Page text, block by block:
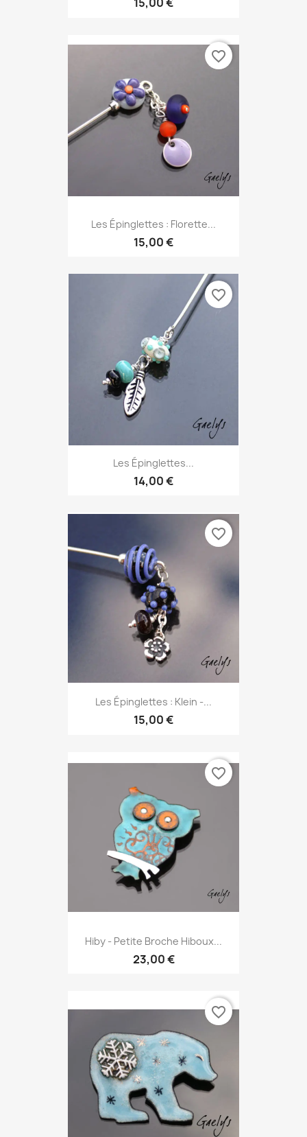
Les Épinglettes : Florette...
15,00 €
favorite_border
Les Épinglettes...
14,00 €
favorite_border
Les Épinglettes : Klein -...
15,00 €
favorite_border
Hiby - Petite Broche Hiboux...
23,00 €
favorite_border
favorite_border